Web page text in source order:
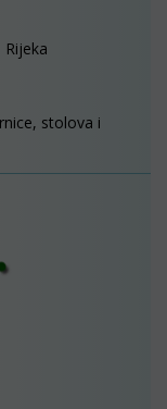
stolova i